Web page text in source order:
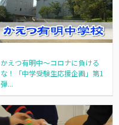
かえつ有明中～コロナに負ける
な！「中学受験生応援企画」第1
弾...